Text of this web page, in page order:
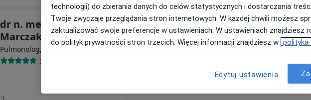
dr n. med. Jerzy
Marczak
Pulmonolog, Internista· Więcej
337 opinii
Dziś
9 Sie
Jutro
10 Sie
Wt,
11 Sie
Śr,
12 Sie
technologii) do zbierania danych do celów statystycznych i dostarczania
Twoje zwyczaje przeglądania stron internetowych. W każdej chwili możesz
zaktualizować swoje preferencje w ustawieniach. W ustawieniach znajdziesz
do polityk prywatności stron trzecich. Więcej informacji znajdziesz w polityka
Edytuj ustawienia